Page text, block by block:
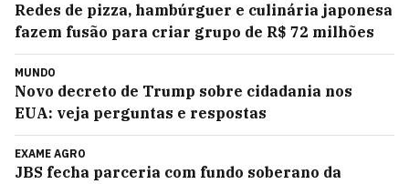
Redes de pizza, hambúrguer e culinária japonesa
fazem fusão para criar grupo de R$ 72 milhões
MUNDO
Novo decreto de Trump sobre cidadania nos
EUA: veja perguntas e respostas
EXAME AGRO
JBS fecha parceria com fundo soberano da